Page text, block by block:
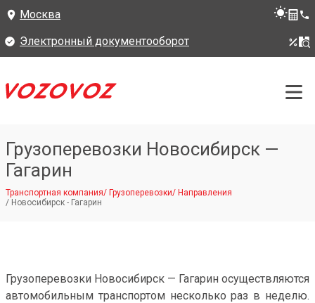
Москва
Электронный документооборот
Грузоперевозки Новосибирск —
Гагарин
Транспортная компания/ Грузоперевозки/ Направления
/ Новосибирск - Гагарин
Грузоперевозки Новосибирск — Гагарин осуществляются
автомобильным транспортом несколько раз в неделю.